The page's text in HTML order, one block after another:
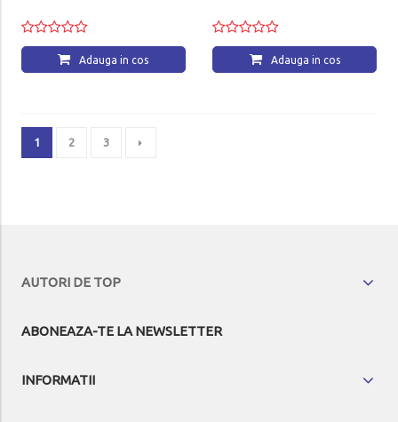
Adauga in cos Adauga in cos
1 2 3
AUTORI DE TOP
ABONEAZA-TE LA NEWSLETTER
INFORMATII